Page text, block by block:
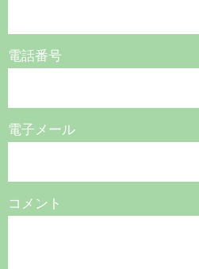
電話番号
電子メール
コメント